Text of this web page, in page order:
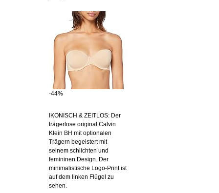
-44%
IKONISCH & ZEITLOS: Der
trägerlose original Calvin
Klein BH mit optionalen
Trägern begeistert mit
seinem schlichten und
femininen Design. Der
minimalistische Logo-Print ist
auf dem linken Flügel zu
sehen.